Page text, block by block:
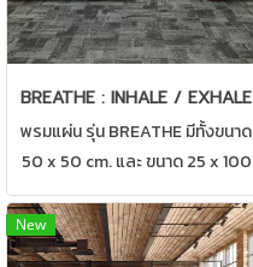
BREATHE : INHALE / EXHALE
พรมแผ่น รุ่น BREATHE มีทั้งขนาด
50 x 50 cm. และ ขนาด 25 x 100
cm. พรมแผ่นที่มาครบสองดีไซน์ปู
ผสมผสานกันได้อย่างลงตัว เหมาะ
สำหรับ สำนักงาน ห้องทำงาน ห้อง
New